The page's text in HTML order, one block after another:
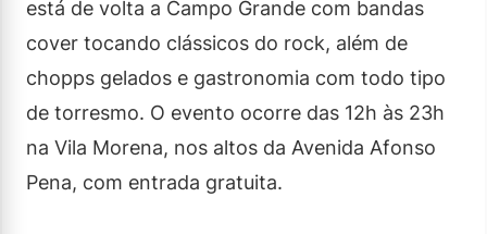
está de volta a Campo Grande com bandas
cover tocando clássicos do rock, além de
chopps gelados e gastronomia com todo tipo
de torresmo. O evento ocorre das 12h às 23h
na Vila Morena, nos altos da Avenida Afonso
Pena, com entrada gratuita.